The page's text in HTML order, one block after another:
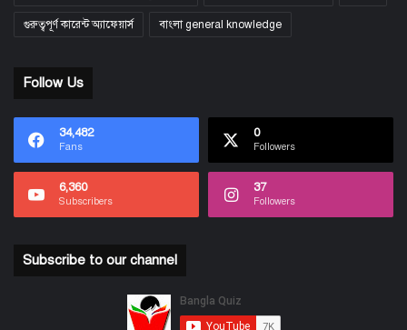
গুরুত্বপূর্ণ কারেন্ট অ্যাফেয়ার্স বাংলা general knowledge
Follow Us
34,482
Fans
0
Followers
6,360
Subscribers
37
Followers
Subscribe to our channel